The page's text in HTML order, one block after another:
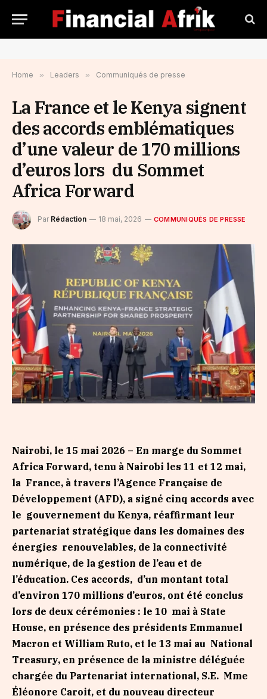
Home » Leaders » Communiqués de presse
La France et le Kenya signent
des accords emblématiques
d’une valeur de 170 millions
d’euros lors du Sommet
Africa Forward
Par Rédaction 18 mai, 2026 COMMUNIQUÉS DE PRESSE
Nairobi, le 15 mai 2026 – En marge du Sommet
Africa Forward, tenu à Nairobi les 11 et 12 mai,
la France, à travers l’Agence Française de
Développement (AFD), a signé cinq accords avec
le gouvernement du Kenya, réaffirmant leur
partenariat stratégique dans les domaines des
énergies renouvelables, de la connectivité
numérique, de la gestion de l’eau et de
l’éducation. Ces accords, d’un montant total
d’environ 170 millions d’euros, ont été conclus
lors de deux cérémonies : le 10 mai à State
House, en présence des présidents Emmanuel
Macron et William Ruto, et le 13 mai au National
Treasury, en présence de la ministre déléguée
chargée du Partenariat international, S.E. Mme
Éléonore Caroit, et du nouveau directeur